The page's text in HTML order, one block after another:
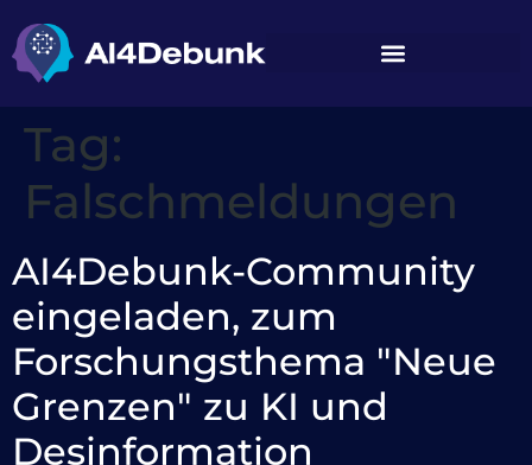
springen
Tag:
Falschmeldungen
AI4Debunk-Community
eingeladen, zum
Forschungsthema "Neue
Grenzen" zu KI und
Desinformation